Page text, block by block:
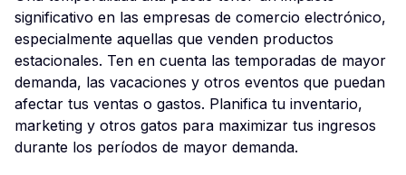
significativo en las empresas de comercio electrónico,
especialmente aquellas que venden productos
estacionales. Ten en cuenta las temporadas de mayor
demanda, las vacaciones y otros eventos que puedan
afectar tus ventas o gastos. Planifica tu inventario,
marketing y otros gatos para maximizar tus ingresos
durante los períodos de mayor demanda.